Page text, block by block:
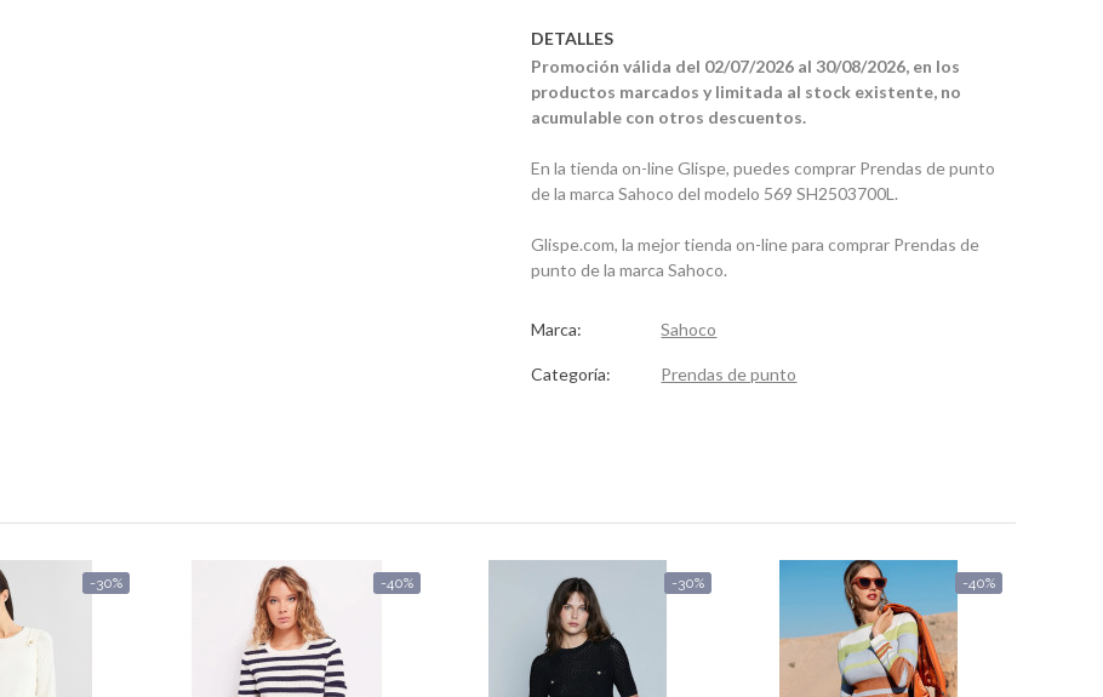
DETALLES
Promoción válida del 02/07/2026 al 30/08/2026, en los
productos marcados y limitada al stock existente, no
acumulable con otros descuentos.
En la tienda on-line Glispe, puedes comprar Prendas de punto
de la marca Sahoco del modelo 569 SH2503700L.
Glispe.com, la mejor tienda on-line para comprar Prendas de
punto de la marca Sahoco.
Marca: Sahoco
Categoría: Prendas de punto
-30% -40% -30% -40%